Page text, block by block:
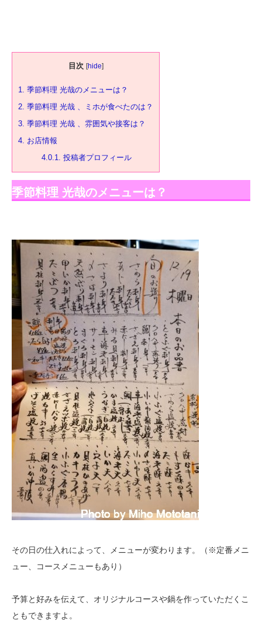
目次 [hide]
1. 季節料理 光哉のメニューは？
2. 季節料理 光哉 、ミホが食べたのは？
3. 季節料理 光哉 、雰囲気や接客は？
4. お店情報
4.0.1. 投稿者プロフィール
季節料理 光哉のメニューは？
その日の仕入れによって、メニューが変わります。（※定番メニ
ュー、コースメニューもあり）
予算と好みを伝えて、オリジナルコースや鍋を作っていただくこ
ともできますよ。